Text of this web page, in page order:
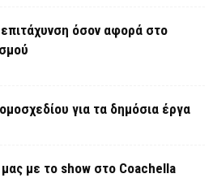
όσον αφορά στο
για τα δημόσια έργα
με το show στο Coachella